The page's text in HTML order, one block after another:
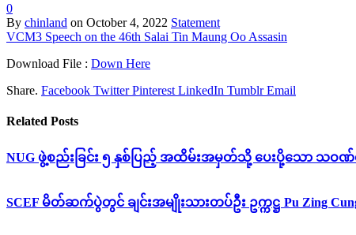
0
By chinland on October 4, 2022 Statement
VCM3 Speech on the 46th Salai Tin Maung Oo Assasin
Download File : Down Here
Share. Facebook Twitter Pinterest LinkedIn Tumblr Email
Related Posts
NUG ဖွဲ့စည်းခြင်း ၅ နှစ်ပြည့် အထိမ်းအမှတ်သို့ ပေးပို့သော သဝ
SCEF မိတ်ဆက်ပွဲတွင် ချင်းအမျိုးသားတပ်ဦး ဥက္ကဋ္ဌ Pu Zing